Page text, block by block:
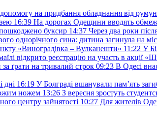
на придбання обладнання від
16:39 На дорогах Одещини вводять
пошкоджено буксир 14:37 Через два роки
однорічного сина: дитина загинула на
«Виноградівка – Вулканешти» 11:22 У
відкрито реєстрацію на участь в акції
ґрати на тривалий строк 09:23 В Одесі
дні 16:19 У Болграді вшанували пам’ять
ножем 13:26 З вересня зростуть
центру зайнятості 10:27 Для жителів